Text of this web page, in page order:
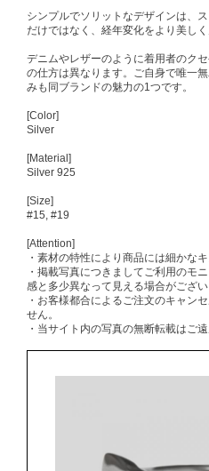
シンプルでソリットなデザインは、
だけではなく、経年変化をより美し
デニムやレザーのように着用者のク
の仕方は異なります。ご自身で唯一
みも同ブランドの魅力の1つです。
[Color]
Silver
[Material]
Silver 925
[Size]
#15, #19
[Attention]
・素材の特性により商品には細かなキ
・掲載写真につきましてご利用のモ
感と多少異なって見える場合がござい
・お客様都合によるご注文のキャン
せん。
・当サイト内の写真の無断転載はご遠